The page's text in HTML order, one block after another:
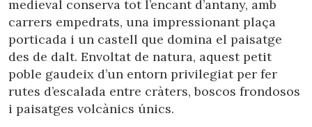
medieval conserva tot l’encant d’antany, amb
carrers empedrats, una impressionant plaça
porticada i un castell que domina el paisatge
des de dalt. Envoltat de natura, aquest petit
poble gaudeix d’un entorn privilegiat per fer
rutes d’escalada entre cràters, boscos frondosos
i paisatges volcànics únics.